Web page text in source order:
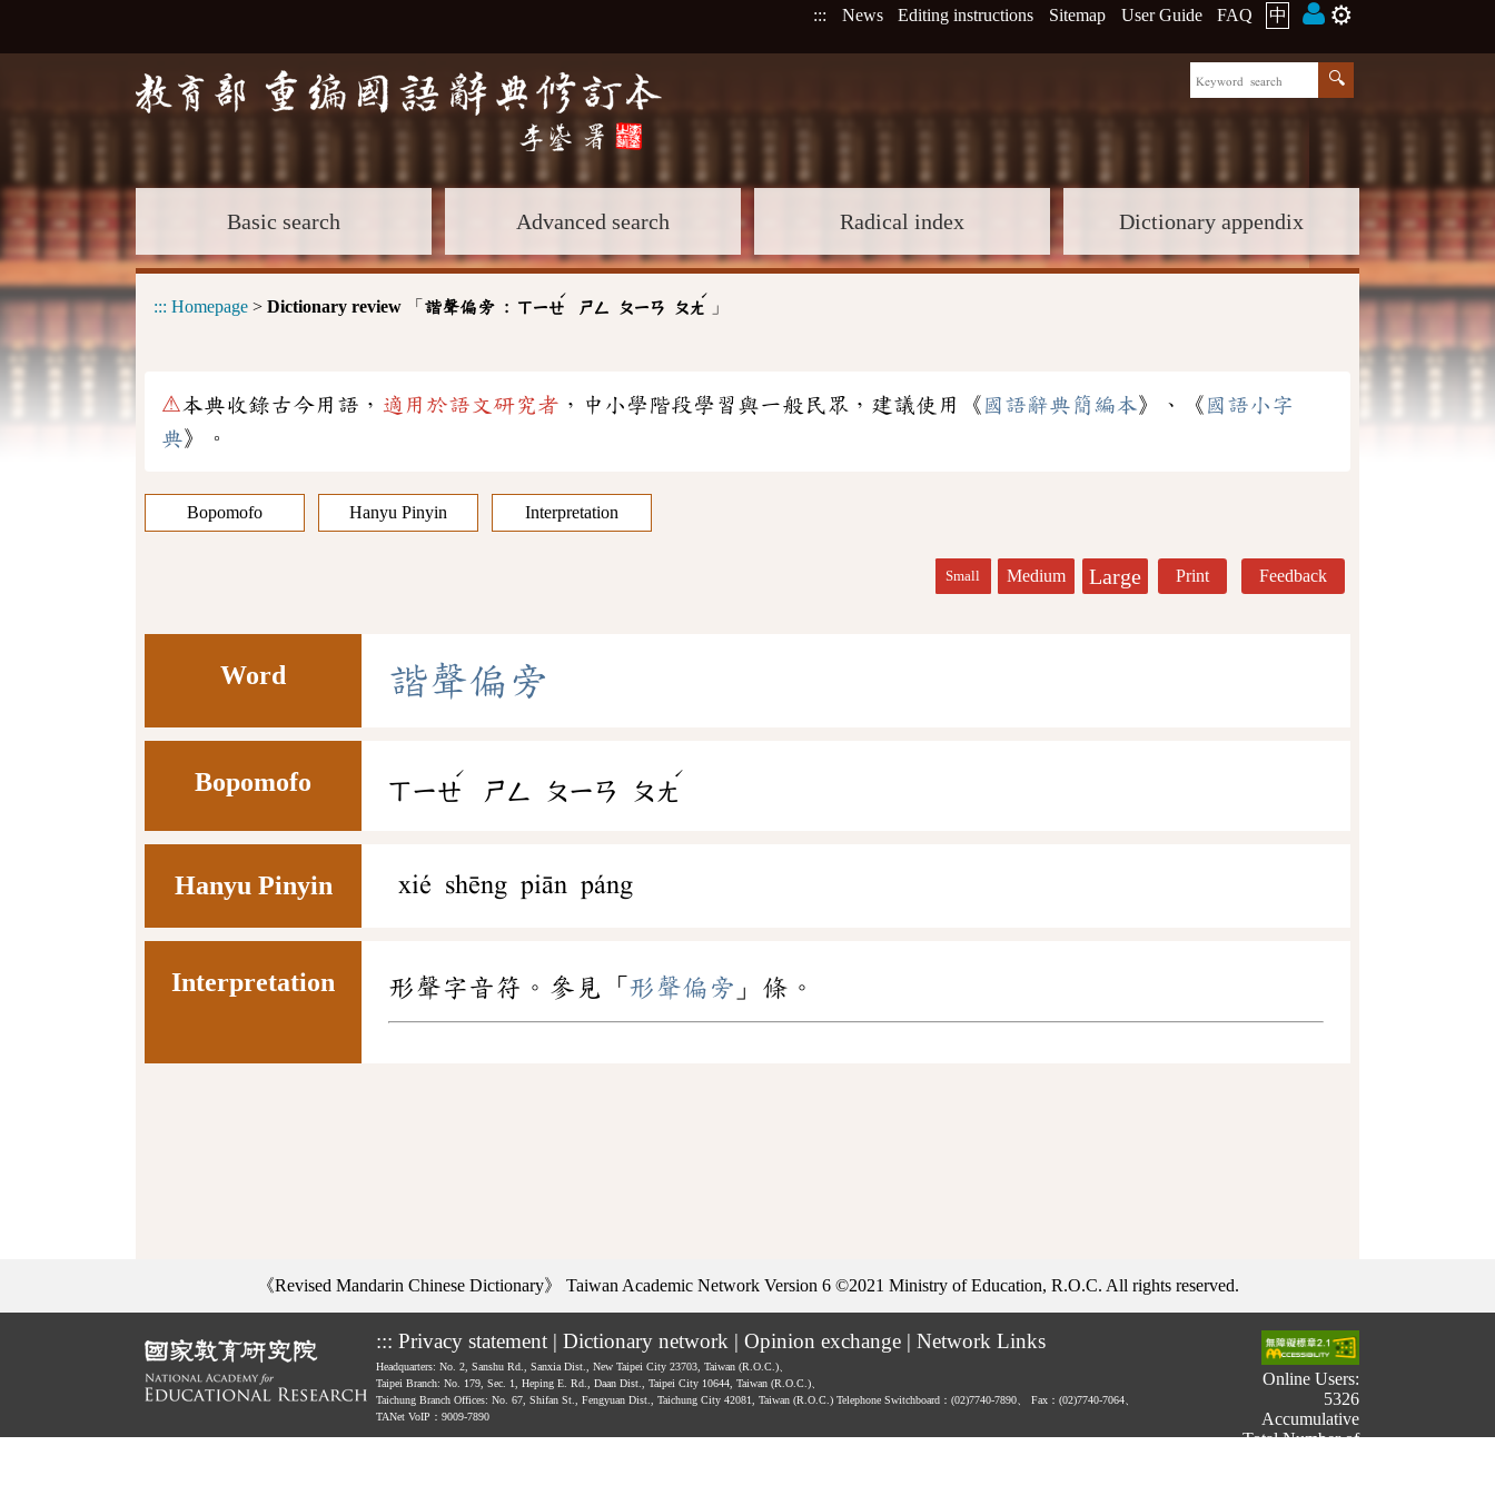
::: News Editing instructions Sitemap User Guide FAQ 中 ⚙️
Basic search Advanced search Radical index Dictionary appendix
::: Homepage > Dictionary review 「 諧聲偏旁 : ㄒㄧㄝ
ˊ
ㄕㄥ ㄆㄧㄢ ㄆㄤ
ˊ
」
⚠本典收錄古今用語， 適用於語文研究者 ，中小學階段學習與一般民眾，建議使用《 國語辭典簡編本》、《 國語小字
典》。
Bopomofo Hanyu Pinyin Interpretation
Small Medium Large Print Feedback
Word 諧聲偏旁
Bopomofo ㄒㄧㄝ
ˊ
ㄕㄥ ㄆㄧㄢ ㄆㄤ
ˊ
Hanyu Pinyin xié shēng piān páng
Interpretation 形聲字音符。參見「 形聲偏旁 」條。
《Revised Mandarin Chinese Dictionary》 Taiwan Academic Network Version 6 ©2021 Ministry of Education, R.O.C. All rights reserved.
::: Privacy statement | Dictionary network | Opinion exchange | Network Links
Headquarters: No. 2, Sanshu Rd., Sanxia Dist., New Taipei City 23703, Taiwan (R.O.C.)、
Taipei Branch: No. 179, Sec. 1, Heping E. Rd., Daan Dist., Taipei City 10644, Taiwan (R.O.C.)、
Taichung Branch Offices: No. 67, Shifan St., Fengyuan Dist., Taichung City 42081, Taiwan (R.O.C.) Telephone Switchboard：(02)7740-7890、
Fax：(02)7740-7064、
TANet VoIP：9009-7890
Online Users:
5326
Accumulative
Total Number of